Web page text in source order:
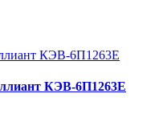
КЭВ-6П1263E